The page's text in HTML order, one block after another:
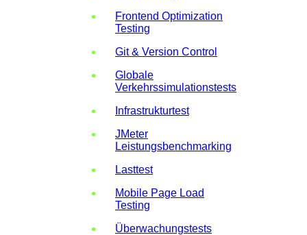
Frontend Optimization
Testing
Git & Version Control
Globale
Verkehrssimulationstests
Infrastrukturtest
JMeter
Leistungsbenchmarking
Lasttest
Mobile Page Load
Testing
Überwachungstests